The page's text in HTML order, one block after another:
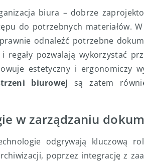
biura – dobrze
do potrzebnych materiałów.
odnaleźć potrzebne
regały pozwalają wykorzystać
estetyczny i ergonomiczy
biurowej są zatem
w zarządzaniu
odgrywają kluczową
poprzez integrację z